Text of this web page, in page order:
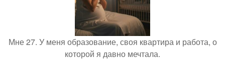
Мне 27. У меня образование, своя квартира и работа, о
которой я давно мечтала.